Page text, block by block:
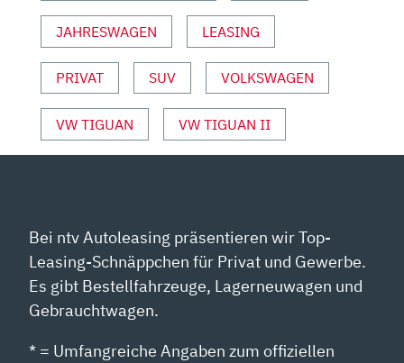
VON
YOUTUBE
ANZEIGEN
JAHRESWAGEN LEASING
PRIVAT SUV VOLKSWAGEN
VW TIGUAN VW TIGUAN II
Bei ntv Autoleasing präsentieren wir Top-
Leasing-Schnäppchen für Privat und Gewerbe.
Es gibt Bestellfahrzeuge, Lagerneuwagen und
Gebrauchtwagen.
* = Umfangreiche Angaben zum offiziellen